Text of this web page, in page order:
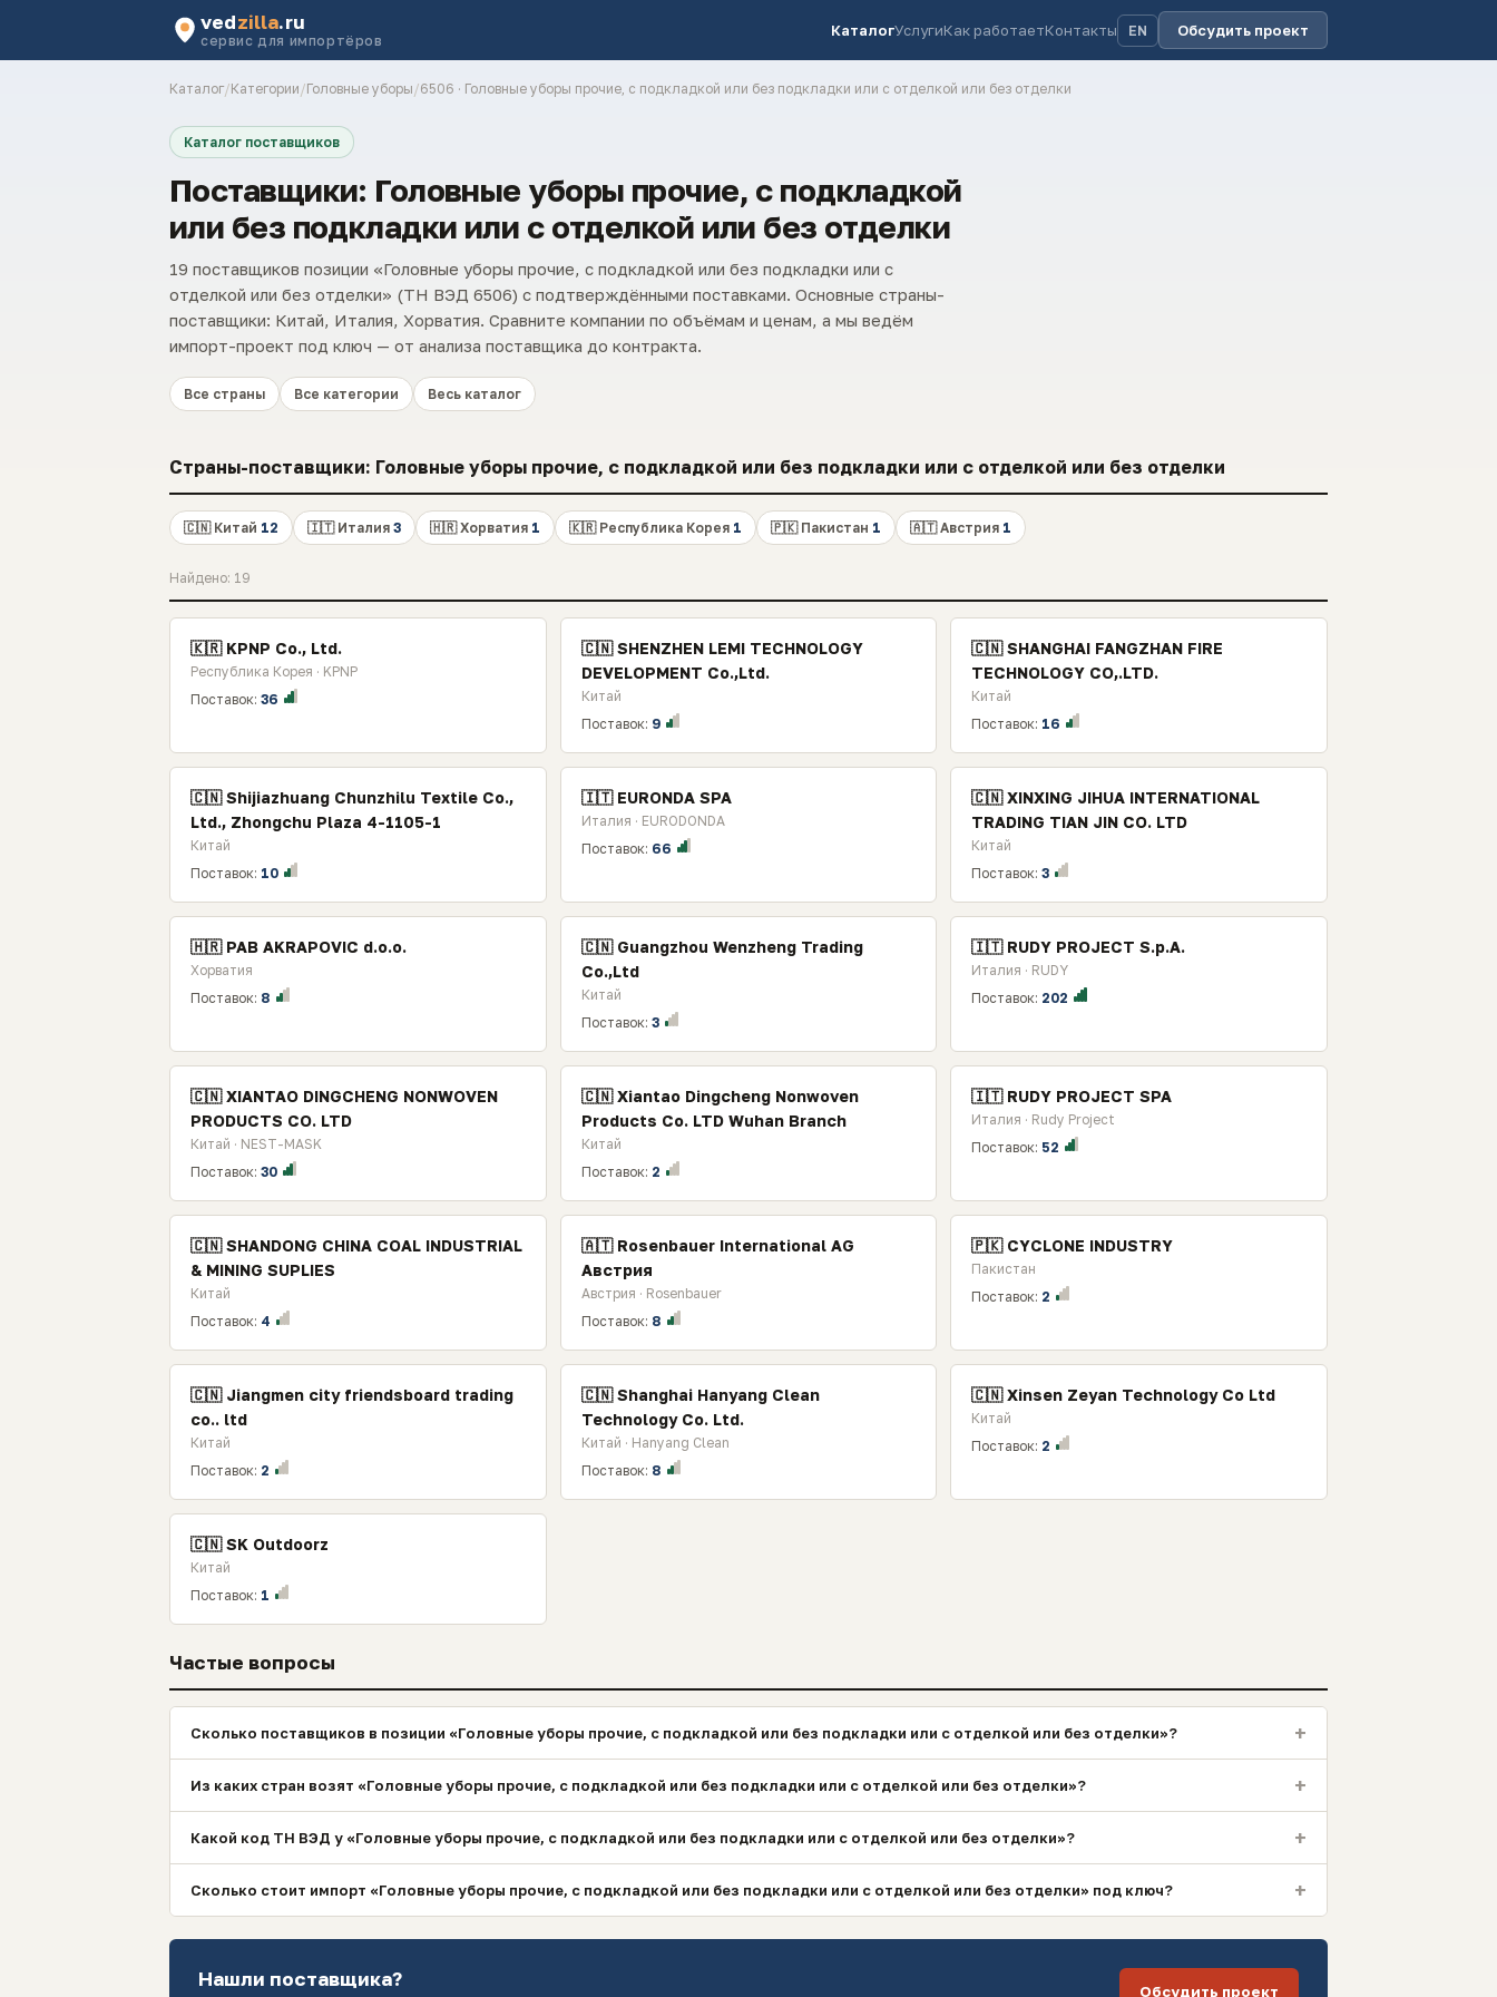
vedzilla.ru
сервис для импортёров
КаталогУслугиКак работаетКонтакты EN Обсудить проект
Каталог/Категории/Головные уборы/6506 · Головные уборы прочие, с подкладкой или без подкладки или с отделкой или без отделки
Каталог поставщиков
Поставщики: Головные уборы прочие, с подкладкой
или без подкладки или с отделкой или без отделки
19 поставщиков позиции «Головные уборы прочие, с подкладкой или без подкладки или с
отделкой или без отделки» (ТН ВЭД 6506) с подтверждёнными поставками. Основные страны-
поставщики: Китай, Италия, Хорватия. Сравните компании по объёмам и ценам, а мы ведём
импорт-проект под ключ — от анализа поставщика до контракта.
Все страны Все категории Весь каталог
Страны-поставщики: Головные уборы прочие, с подкладкой или без подкладки или с отделкой или без отделки
🇨🇳 Китай 12 🇮🇹 Италия 3 🇭🇷 Хорватия 1 🇰🇷 Республика Корея 1 🇵🇰 Пакистан 1 🇦🇹 Австрия 1
Найдено: 19
🇰🇷 KPNP Co., Ltd.
Республика Корея · KPNP
Поставок: 36
🇨🇳 SHENZHEN LEMI TECHNOLOGY
DEVELOPMENT Co.,Ltd.
Китай
Поставок: 9
🇨🇳 SHANGHAI FANGZHAN FIRE
TECHNOLOGY CO,.LTD.
Китай
Поставок: 16
🇨🇳 Shijiazhuang Chunzhilu Textile Co.,
Ltd., Zhongchu Plaza 4-1105-1
Китай
Поставок: 10
🇮🇹 EURONDA SPA
Италия · EURODONDA
Поставок: 66
🇨🇳 XINXING JIHUA INTERNATIONAL
TRADING TIAN JIN CO. LTD
Китай
Поставок:3
🇭🇷 PAB AKRAPOVIC d.o.o.
Хорватия
Поставок: 8
🇨🇳 Guangzhou Wenzheng Trading
Co.,Ltd
Китай
Поставок: 3
🇮🇹 RUDY PROJECT S.p.A.
Италия · RUDY
Поставок: 202
🇨🇳 XIANTAO DINGCHENG NONWOVEN
PRODUCTS CO. LTD
Китай · NEST-MASK
Поставок: 30
🇨🇳 Xiantao Dingcheng Nonwoven
Products Co. LTD Wuhan Branch
Китай
Поставок: 2
🇮🇹 RUDY PROJECT SPA
Италия · Rudy Project
Поставок: 52
🇨🇳 SHANDONG CHINA COAL INDUSTRIAL
& MINING SUPLIES
Китай
Поставок: 4
🇦🇹 Rosenbauer International AG
Австрия
Австрия · Rosenbauer
Поставок: 8
🇵🇰 CYCLONE INDUSTRY
Пакистан
Поставок: 2
🇨🇳 Jiangmen city friendsboard trading
co.. ltd
Китай
Поставок: 2
🇨🇳 Shanghai Hanyang Clean
Technology Co. Ltd.
Китай · Hanyang Clean
Поставок: 8
🇨🇳 Xinsen Zeyan Technology Co Ltd
Китай
Поставок: 2
🇨🇳 SK Outdoorz
Китай
Поставок: 1
Частые вопросы
Сколько поставщиков в позиции «Головные уборы прочие, с подкладкой или без подкладки или с отделкой или без отделки»? +
Из каких стран возят «Головные уборы прочие, с подкладкой или без подкладки или с отделкой или без отделки»? +
Какой код ТН ВЭД у «Головные уборы прочие, с подкладкой или без подкладки или с отделкой или без отделки»? +
Сколько стоит импорт «Головные уборы прочие, с подкладкой или без подкладки или с отделкой или без отделки» под ключ? +
Нашли поставщика?
Обсудить проект